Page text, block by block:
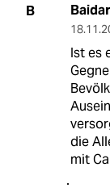
B
Ist es
die
mit